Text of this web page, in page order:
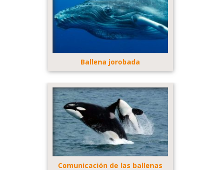
Ballena jorobada
Comunicación de las ballenas